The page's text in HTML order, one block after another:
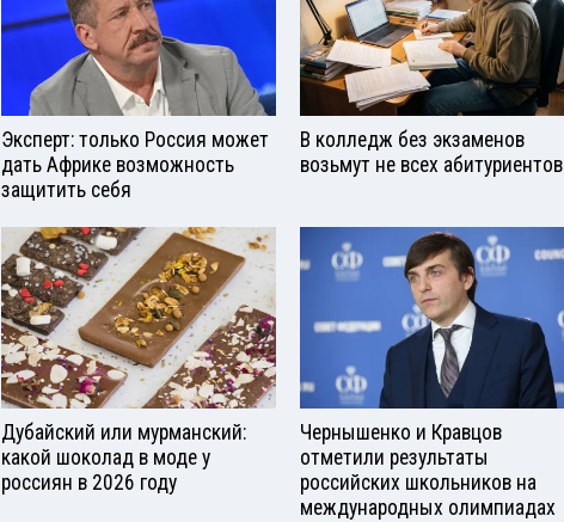
Эксперт: только Россия может
дать Африке возможность
защитить себя
В колледж без экзаменов
возьмут не всех абитуриентов
Дубайский или мурманский:
какой шоколад в моде у
россиян в 2026 году
Чернышенко и Кравцов
отметили результаты
российских школьников на
международных олимпиадах